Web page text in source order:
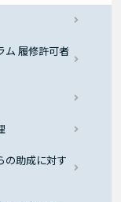
ム 履修許可者
の助成に対す